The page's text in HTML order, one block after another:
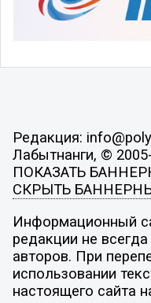
Редакция:
Лабытнанги, ©
ПОКАЗАТЬ
СКРЫТЬ
Информационный
редакции не
авторов. При
использовании
настоящего сайта